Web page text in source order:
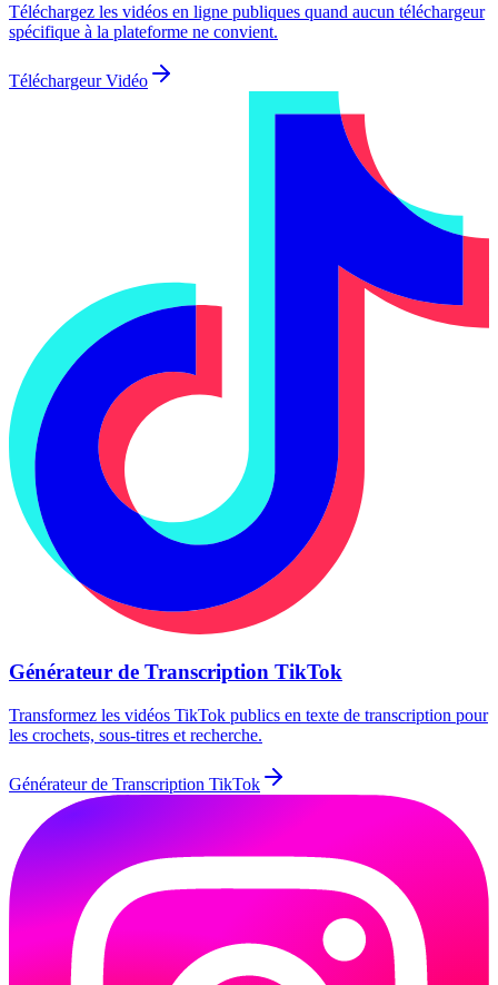
Téléchargez les vidéos en ligne publiques quand aucun téléchargeur
spécifique à la plateforme ne convient.
Téléchargeur Vidéo
Générateur de Transcription TikTok
Transformez les vidéos TikTok publics en texte de transcription pour
les crochets, sous-titres et recherche.
Générateur de Transcription TikTok